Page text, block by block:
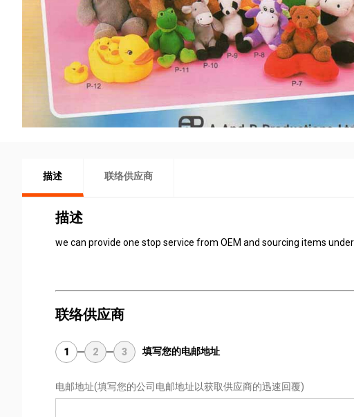
描述 联络供应商
描述
we can provide one stop service from OEM and sourcing items
联络供应商
1 2 3 填写您的电邮地址
电邮地址(填写您的公司电邮地址以获取供应商的迅速回覆)